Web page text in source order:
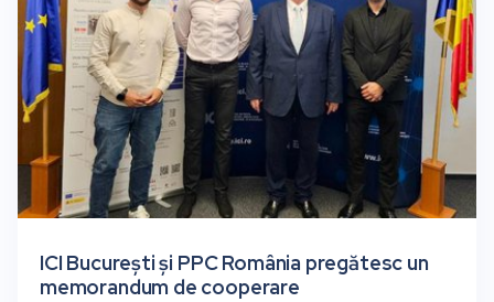
ICI București și PPC România pregătesc un
memorandum de cooperare